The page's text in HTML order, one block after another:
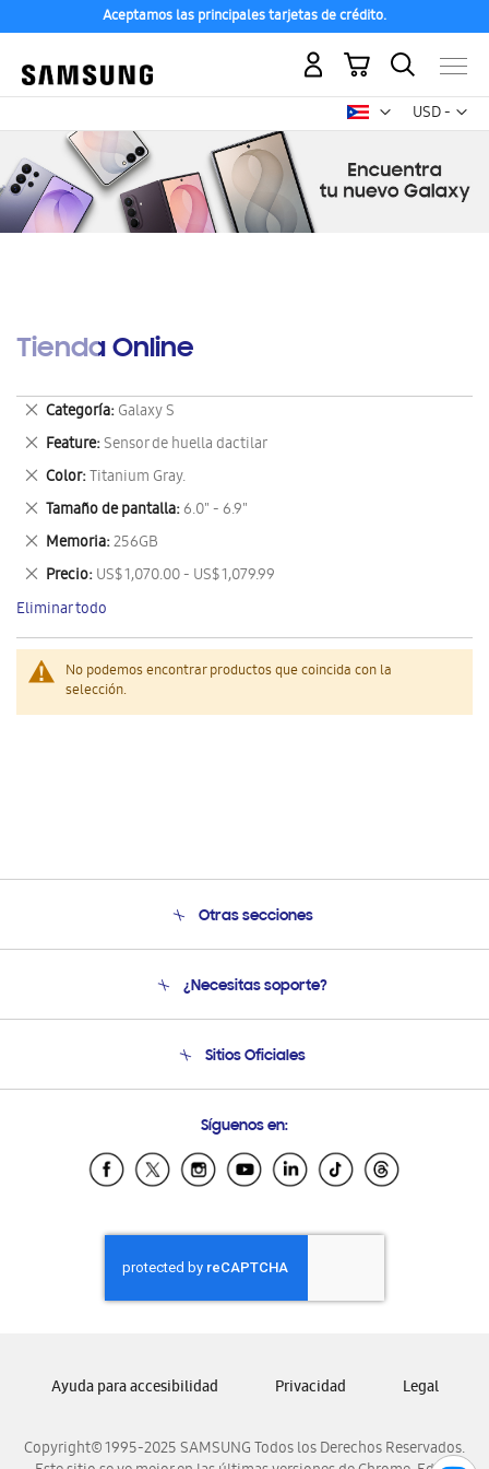
Aceptamos las principales tarjetas de crédito.
USD -
dólar
Mi carrito
Tienda Online
No podemos encontrar productos que coincida con la
selección.
Categoría Galaxy S
Eliminar
este
artículo
Feature Sensor de huella dactilar
Eliminar
este
artículo
Color Titanium Gray.
Eliminar
este
artículo
Tamaño de pantalla 6.0" - 6.9"
Eliminar
este
artículo
Memoria 256GB
Eliminar
este
artículo
Precio US$ 1,070.00 - US$ 1,079.99
Eliminar
este
artículo
Eliminar todo
Otras secciones
Soporte
Condiciones de Compra
¿Necesitas soporte?
Soporte vía eMail
Sitios Oficiales
Samsung Ecuador
Samsung El Salvador
Samsung Honduras
Samsung Nicaragua
Samsung Panamá
Samsung Venezuela
Síguenos en:
Copyright© 1995-2025 SAMSUNG Todos los Derechos Reservados.
Ayuda para accesibilidad Privacidad Legal